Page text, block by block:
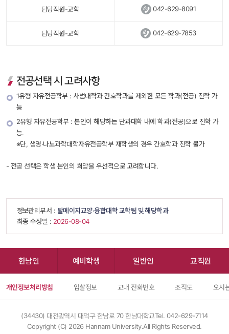
담당직원-교학 042-629-8091
담당직원-교학 042-629-7853
전공선택 시 고려사항
1유형 자유전공학부 : 사범대학과 간호학과를 제외한 모든 학과(전공) 진학 가
능
2유형 자유전공학부 : 본인이 해당하는 단과대학 내에 학과(전공)으로 진학 가
능.
※단, 생명·나노과학대학자유전공학부 재학생의 경우 간호학과 진학 불가
- 전공 선택은 학생 본인의 희망을 우선적으로 고려합니다.
정보관리부서 : 탈메이지교양·융합대학 교학팀 및 해당학과
최종 수정일 : 2026-08-04
한남인 예비학생 일반인 교직원
개인정보처리방침 입찰정보 교내 전화번호 조직도 오시
(34430) 대전광역시 대덕구 한남로 70 한남대학교Tel. 042-629-7114
Copyright (C) 2026 Hannam University.All Rights Reserved.